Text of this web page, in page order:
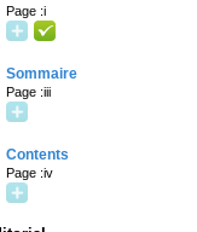
Page :i
Sommaire
Page :iii
Contents
Page :iv